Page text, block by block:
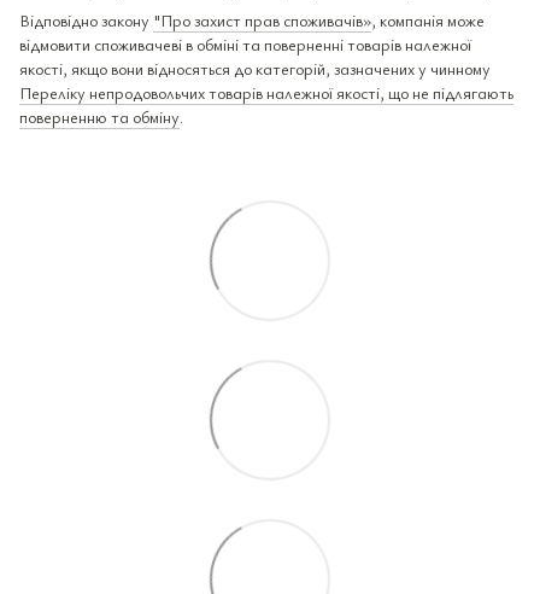
Відповідно закону "Про захист прав споживачів», компанія може
відмовити споживачеві в обміні та поверненні товарів належної
якості, якщо вони відносяться до категорій, зазначених у чинному
Переліку непродовольчих товарів належної якості, що не підлягають
поверненню та обміну.